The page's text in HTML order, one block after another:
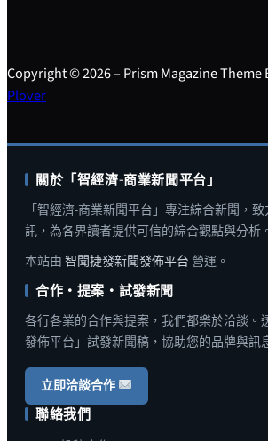
Copyright © 2026 – Prism Magazine Theme
Plover
關於「智經濟-商業新聞平台」
「智經濟-商業新聞平台」專注綜合新聞，
訊，為各界讀者提供可信的綜合觀點與分析。
本站由 智聞捷發新聞發佈平台 營運。
合作・提案・試發新聞
各行各業的合作與提案，我們都樂於洽談。
發佈平台」試發新聞稿，協助您的品牌與訊
立即洽談合作
聯絡我們